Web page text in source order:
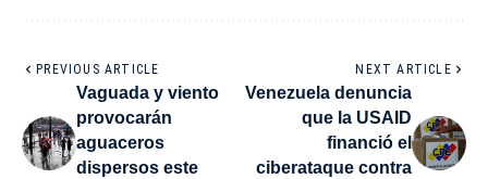
PREVIOUS ARTICLE
Vaguada y viento
provocarán
aguaceros
dispersos este
NEXT ARTICLE
Venezuela denuncia
que la USAID
financió el
ciberataque contra